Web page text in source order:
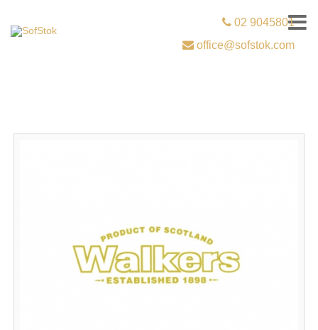
02 9045801
office@sofstok.com